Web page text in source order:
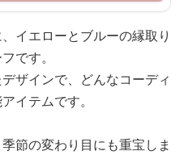
イエローとブルーの縁取り
です。
ザインで、どんなコーディ
イテムです。
節の変わり目にも重宝しま